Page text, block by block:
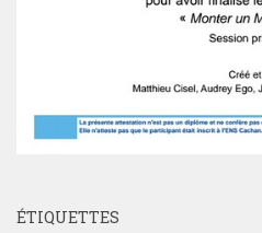
ÉTIQUETTES